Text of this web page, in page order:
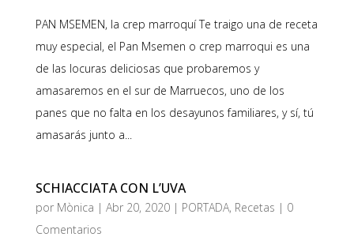
PAN MSEMEN, la crep marroquí Te traigo una de receta
muy especial, el Pan Msemen o crep marroqui es una
de las locuras deliciosas que probaremos y
amasaremos en el sur de Marruecos, uno de los
panes que no falta en los desayunos familiares, y sí, tú
amasarás junto a...
SCHIACCIATA CON L’UVA
por Mònica | Abr 20, 2020| PORTADA, Recetas | 0
Comentarios